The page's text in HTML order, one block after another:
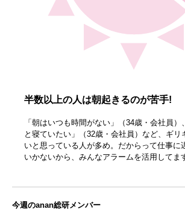
半数以上の人は朝起きるのが苦手!
「朝はいつも時間がない」（34歳・会社員）
と寝ていたい」（32歳・会社員）など、ギリ
いと思っている人が多め。だからって仕事に
いかないから、みんなアラームを活用してま
今週のanan総研メンバー